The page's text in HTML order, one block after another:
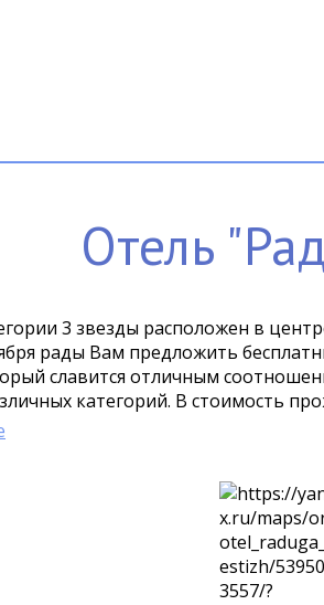
Отель
3 звезды расположен в
бесплатный трансфер до пляжа по графику. Современный комфортабельный
славится отличным
категорий. В стоимость
Вам самые вкусные блюда
лифт.На территории отеля